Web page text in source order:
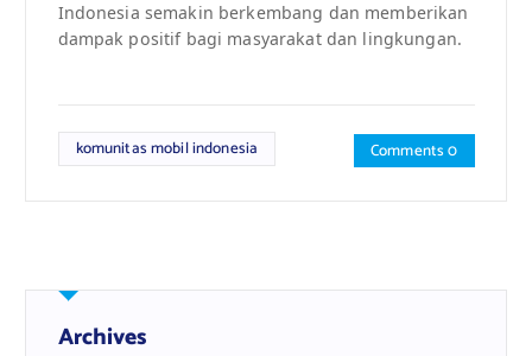
Indonesia semakin berkembang dan memberikan
dampak positif bagi masyarakat dan lingkungan.
komunitas mobil indonesia Comments 0
Archives